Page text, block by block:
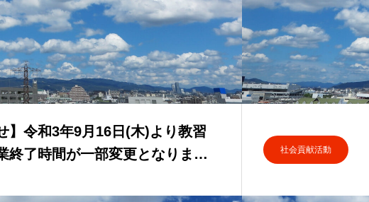
】令和3年9月16日(木)より教習
終了時間が一部変更となりまし
社会貢献活動